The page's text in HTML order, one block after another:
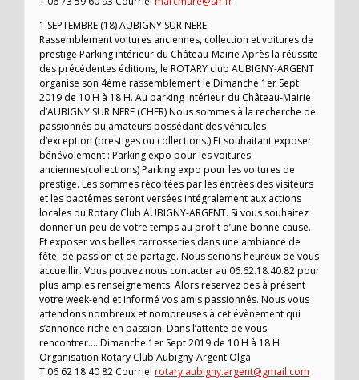
1 SEPTEMBRE (18) AUBIGNY SUR NERE
Rassemblement voitures anciennes, collection et voitures de
prestige Parking intérieur du Château-Mairie Après la réussite
des précédentes éditions, le ROTARY club AUBIGNY-ARGENT
organise son 4ème rassemblement le Dimanche 1er Sept
2019 de 10 H à 18 H. Au parking intérieur du Château-Mairie
d’AUBIGNY SUR NERE (CHER) Nous sommes à la recherche de
passionnés ou amateurs possédant des véhicules
d’exception (prestiges ou collections.) Et souhaitant exposer
bénévolement : Parking expo pour les voitures
anciennes(collections) Parking expo pour les voitures de
prestige. Les sommes récoltées par les entrées des visiteurs
et les baptêmes seront versées intégralement aux actions
locales du Rotary Club AUBIGNY-ARGENT. Si vous souhaitez
donner un peu de votre temps au profit d’une bonne cause.
Et exposer vos belles carrosseries dans une ambiance de
fête, de passion et de partage. Nous serions heureux de vous
accueillir. Vous pouvez nous contacter au 06.62.18.40.82 pour
plus amples renseignements. Alors réservez dès à présent
votre week-end et informé vos amis passionnés. Nous vous
attendons nombreux et nombreuses à cet évènement qui
s’annonce riche en passion. Dans l’attente de vous
rencontrer…. Dimanche 1er Sept 2019 de 10 H à 18 H
Organisation Rotary Club Aubigny-Argent Olga
T 06 62 18 40 82 Courriel rotary.aubigny.argent@gmail.com